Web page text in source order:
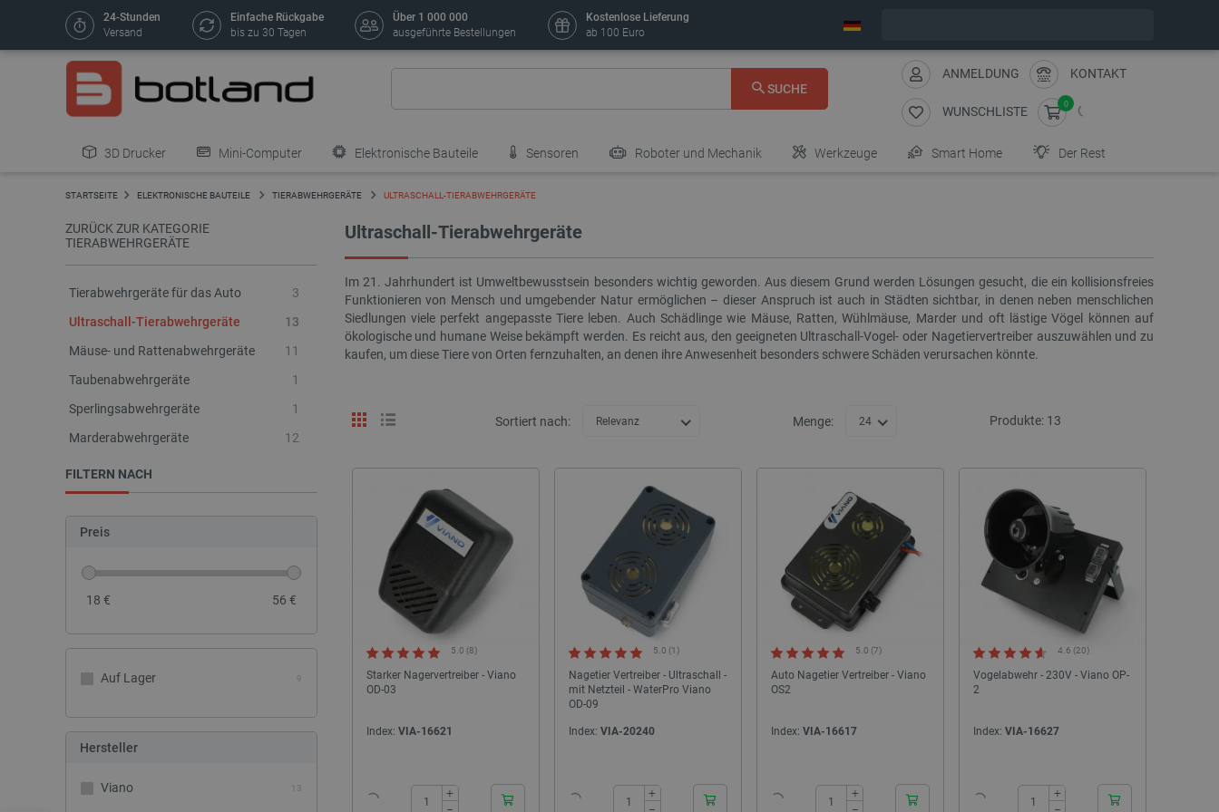
24-Stunden
Versand
Einfache Rückgabe
bis zu 30 Tagen
Über 1 000 000
ausgeführte Bestellungen
Kostenlose Lieferung
ab 100 Euro
SUCHE
ANMELDUNG KONTAKT
WUNSCHLISTE
0
3D Drucker Mini-Computer Elektronische Bauteile Sensoren Roboter und Mechanik Werkzeuge Smart Home Der Rest
STARTSEITE ELEKTRONISCHE BAUTEILE TIERABWEHRGERÄTE ULTRASCHALL-TIERABWEHRGERÄTE
ZURÜCK ZUR KATEGORIE
TIERABWEHRGERÄTE
Tierabwehrgeräte für das Auto
3
Ultraschall-Tierabwehrgeräte
13
Mäuse- und Rattenabwehrgeräte
11
Taubenabwehrgeräte
1
Sperlingsabwehrgeräte
1
Marderabwehrgeräte
12
FILTERN NACH
Preis
18 € 56 €
Auf Lager 9
Hersteller
Viano 13
Ultraschall-Tierabwehrgeräte
Im 21. Jahrhundert ist Umweltbewusstsein besonders wichtig geworden. Aus diesem Grund werden Lösungen gesucht, die ein kollisionsfreies
Funktionieren von Mensch und umgebender Natur ermöglichen – dieser Anspruch ist auch in Städten sichtbar, in denen neben menschlichen
Siedlungen viele perfekt angepasste Tiere leben. Auch Schädlinge wie Mäuse, Ratten, Wühlmäuse, Marder und oft lästige Vögel können auf
ökologische und humane Weise bekämpft werden. Es reicht aus, den geeigneten Ultraschall-Vogel- oder Nagetiervertreiber auszuwählen und zu
kaufen, um diese Tiere von Orten fernzuhalten, an denen ihre Anwesenheit besonders schwere Schäden verursachen könnte.
Sortiert nach: Relevanz Menge: 24 Produkte: 13
Starker Nagervertreiber - Viano
OD-03
5.0 (8)
Index: VIA-16621
+
−
Nagetier Vertreiber - Ultraschall -
mit Netzteil - WaterPro Viano
OD-09
5.0 (1)
Index: VIA-20240
+
−
Auto Nagetier Vertreiber - Viano
OS2
5.0 (7)
Index: VIA-16617
+
−
Vogelabwehr - 230V - Viano OP-
2
4.6 (20)
Index: VIA-16627
+
−